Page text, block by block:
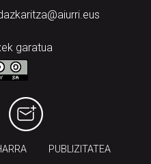
garatua
PUBLIZITATEA